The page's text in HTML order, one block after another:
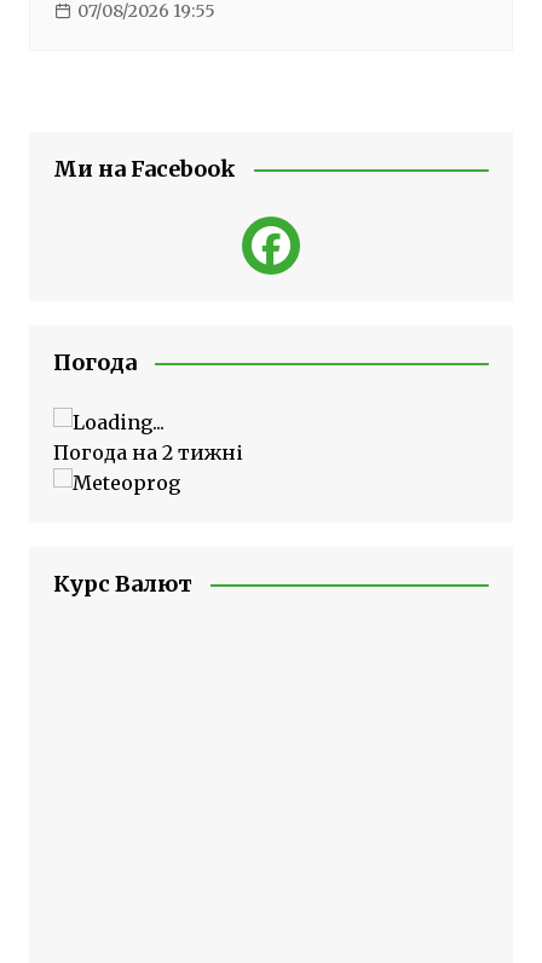
07/08/2026 19:55
Ми на Facebook
Погода
Погода на 2 тижні
Курс Валют